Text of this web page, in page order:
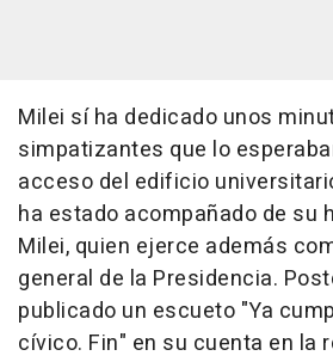
Milei sí ha dedicado unos
simpatizantes que lo
acceso del edificio
ha estado acompañado de su
Milei, quien ejerce además
general de la Presidencia.
publicado un escueto "Ya
cívico. Fin" en su cuenta en la